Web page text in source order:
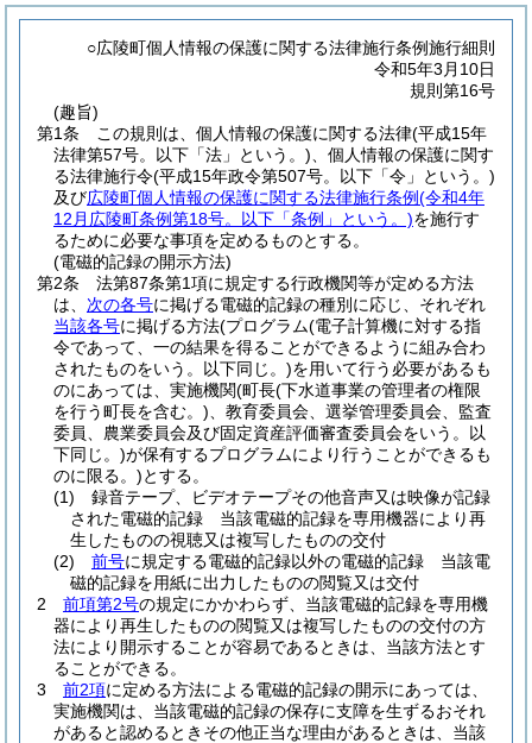
○広陵町個人情報の保護に関する法律施行条例施行細則
令和5年3月10日
規則第16号
(趣旨)
第1条
この規則は、個人情報の保護に関する法律(平成15年
法律第57号。以下「法」という。) 、個人情報の保護に関す
る法律施行令(平成15年政令第507号。以下「令」という。)
及び広陵町個人情報の保護に関する法律施行条例(令和4年
12月広陵町条例第18号。以下「条例」という。)を施行す
るために必要な事項を定めるものとする。
(電磁的記録の開示方法)
第2条
法第87条第1項に規定する行政機関等が定める方法
は、 次の各号に掲げる電磁的記録の種別に応じ、それぞれ
当該各号に掲げる方法(プログラム(電子計算機に対する指
令であって、一の結果を得ることができるように組み合わ
されたものをいう。以下同じ。)を用いて行う必要があるも
のにあっては、実施機関(町長(下水道事業の管理者の権限
を行う町長を含む。) 、教育委員会、選挙管理委員会、監査
委員、農業委員会及び固定資産評価審査委員会をいう。以
下同じ。)が保有するプログラムにより行うことができるも
のに限る。)とする。
(1)
録音テープ、ビデオテープその他音声又は映像が記録
された電磁的記録 当該電磁的記録を専用機器により再
生したものの視聴又は複写したものの交付
(2)
前号に規定する電磁的記録以外の電磁的記録 当該電
磁的記録を用紙に出力したものの閲覧又は交付
2
前項第2号の規定にかかわらず、当該電磁的記録を専用機
器により再生したものの閲覧又は複写したものの交付の方
法により開示することが容易であるときは、当該方法とす
ることができる。
3
前2項に定める方法による電磁的記録の開示にあっては、
実施機関は、当該電磁的記録の保存に支障を生ずるおそれ
があると認めるときその他正当な理由があるときは、当該